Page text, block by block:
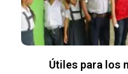
Útiles para los